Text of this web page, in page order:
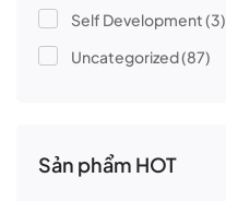
Self Development(3)
Uncategorized(87)
Sản phẩm HOT